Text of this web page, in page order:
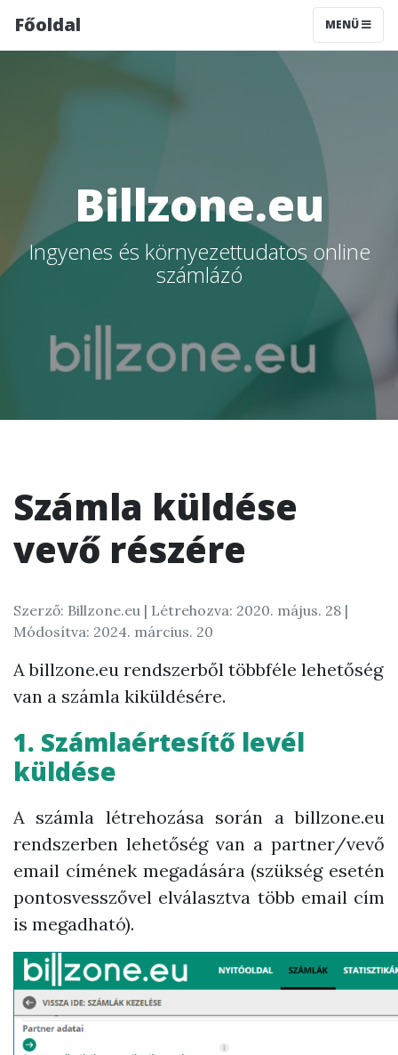
Főoldal MENÜ
Billzone.eu
Ingyenes és környezettudatos online
számlázó
Számla küldése
vevő részére
Szerző: Billzone.eu | Létrehozva: 2020. május. 28 |
Módosítva: 2024. március. 20
A billzone.eu rendszerből többféle lehetőség
van a számla kiküldésére.
1. Számlaértesítő levél
küldése
A számla létrehozása során a billzone.eu
rendszerben lehetőség van a partner/vevő
email címének megadására (szükség esetén
pontosvesszővel elválasztva több email cím
is megadható).